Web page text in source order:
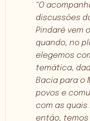
“O
discussões
Pindaré vem
quando, no
elegemos
temática,
Bacia para o
povos e
com as
então,